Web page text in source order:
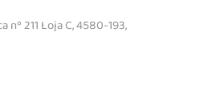
nº 211 Loja C, 4580-193,